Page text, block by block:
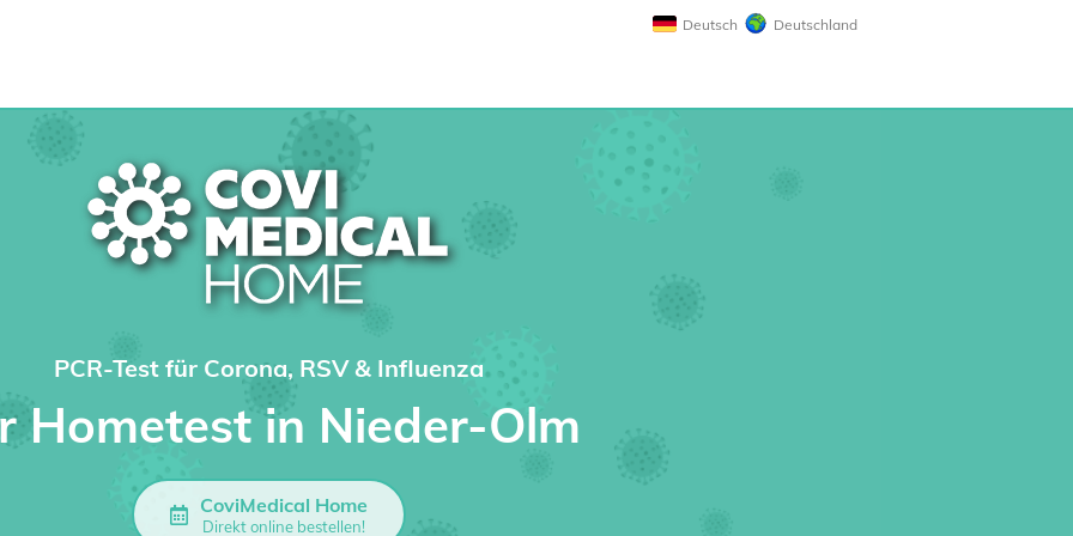
Deutsch Deutschland
PCR-Test für Corona, RSV & Influenza
Hometest in Nieder-Olm
CoviMedical Home
Direkt online bestellen!